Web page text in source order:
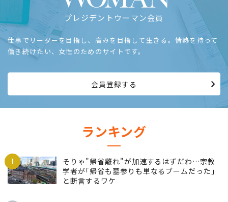
プレジデントウーマン会員
仕事でリーダーを目指し、高みを目指して生きる。情熱を持って
働き続けたい、女性のためのサイトです。
会員登録する
ランキング
1
そりゃ"帰省離れ"が加速するはずだわ…宗教
学者が｢帰省も墓参りも単なるブームだった｣
と断言するワケ